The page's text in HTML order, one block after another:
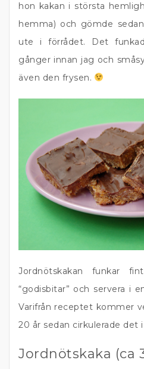
hon kakan i största
hemma) och gömde
ute i förrådet. Det
gånger innan jag och
även den frysen.
Jordnötskakan funkar
“godisbitar” och servera i
Varifrån receptet kommer
20 år sedan cirkulerade det
Jordnötskaka (ca